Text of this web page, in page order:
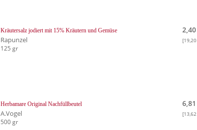
Kräutersalz jodiert mit 15% Kräutern und Gemüse
Rapunzel
125 gr
Herbamare Original Nachfüllbeutel
A.Vogel
500 gr